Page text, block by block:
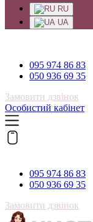
RU
UA
095 974 86 83
050 936 69 35
Замовити дзвінок
Особистий кабінет
095 974 86 83
050 936 69 35
Замовити дзвінок